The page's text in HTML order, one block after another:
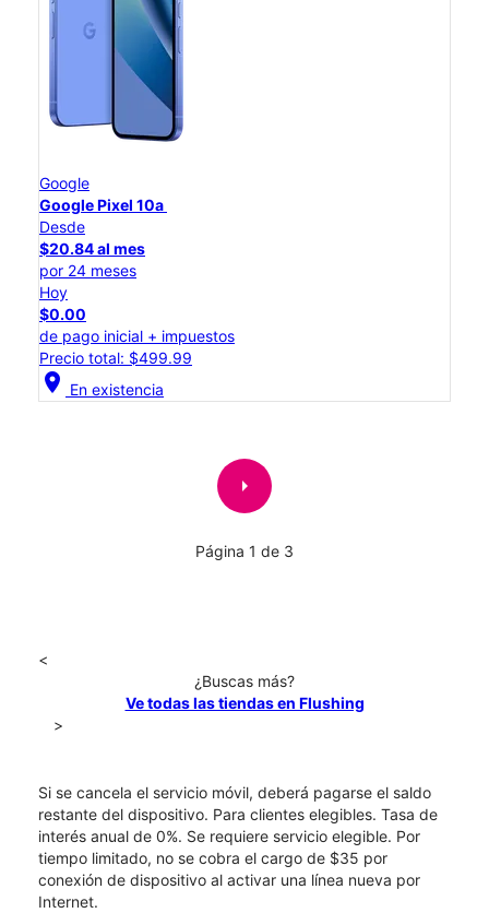
Google
Google Pixel 10a
Desde
$20.84 al mes
por 24 meses
Hoy
$0.00
de pago inicial + impuestos
Precio total: $499.99
location_on En existencia
arrow_right
Página 1 de 3
<
¿Buscas más?
Ve todas las tiendas en Flushing
>
Si se cancela el servicio móvil, deberá pagarse el saldo
restante del dispositivo. Para clientes elegibles. Tasa de
interés anual de 0%. Se requiere servicio elegible. Por
tiempo limitado, no se cobra el cargo de $35 por
conexión de dispositivo al activar una línea nueva por
Internet.